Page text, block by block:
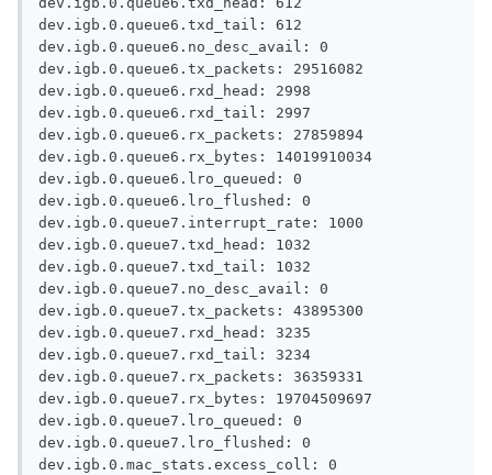
dev.igb.0.queue6.txd_tail: 612
dev.igb.0.queue6.no_desc_avail: 0
dev.igb.0.queue6.tx_packets: 29516082
dev.igb.0.queue6.rxd_head: 2998
dev.igb.0.queue6.rxd_tail: 2997
dev.igb.0.queue6.rx_packets: 27859894
dev.igb.0.queue6.rx_bytes: 14019910034
dev.igb.0.queue6.lro_queued: 0
dev.igb.0.queue6.lro_flushed: 0
dev.igb.0.queue7.interrupt_rate: 1000
dev.igb.0.queue7.txd_head: 1032
dev.igb.0.queue7.txd_tail: 1032
dev.igb.0.queue7.no_desc_avail: 0
dev.igb.0.queue7.tx_packets: 43895300
dev.igb.0.queue7.rxd_head: 3235
dev.igb.0.queue7.rxd_tail: 3234
dev.igb.0.queue7.rx_packets: 36359331
dev.igb.0.queue7.rx_bytes: 19704509697
dev.igb.0.queue7.lro_queued: 0
dev.igb.0.queue7.lro_flushed: 0
dev.igb.0.mac_stats.excess_coll: 0